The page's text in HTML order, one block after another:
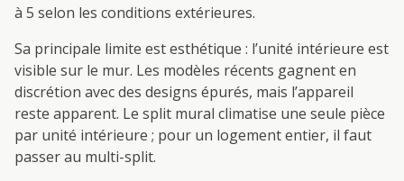
à 5 selon les conditions extérieures.
Sa principale limite est esthétique : l’unité intérieure est
visible sur le mur. Les modèles récents gagnent en
discrétion avec des designs épurés, mais l’appareil
reste apparent. Le split mural climatise une seule pièce
par unité intérieure ; pour un logement entier, il faut
passer au multi-split.